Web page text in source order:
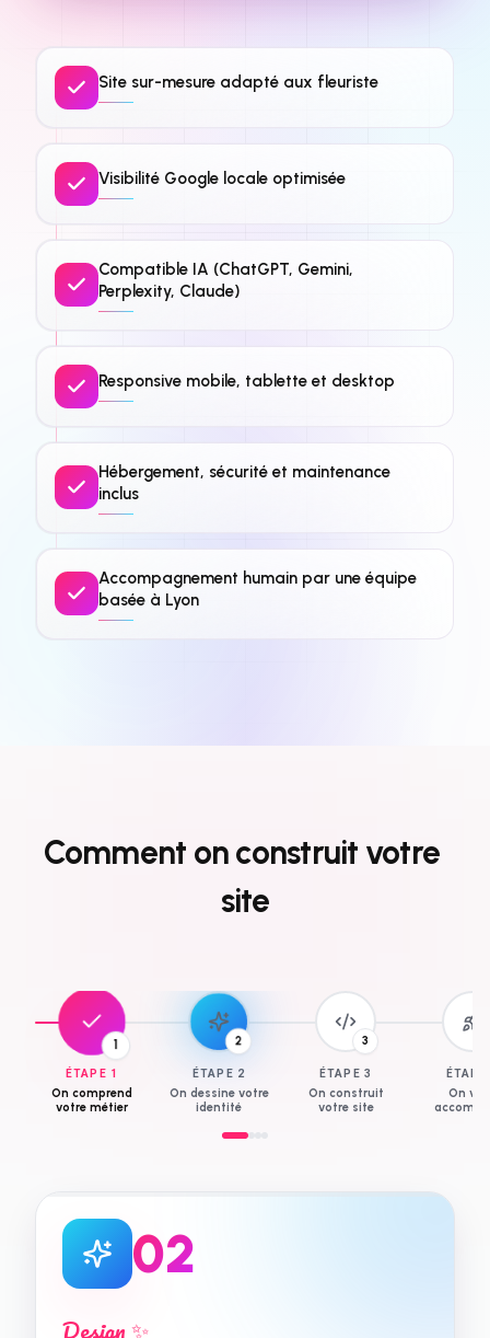
Site sur-mesure adapté aux fleuriste
Visibilité Google locale optimisée
Compatible IA (ChatGPT, Gemini,
Perplexity, Claude)
Responsive mobile, tablette et desktop
Hébergement, sécurité et maintenance
inclus
Accompagnement humain par une équipe
basée à Lyon
Comment onconstruit votre
site
1
ÉTAPE 1
On comprend
votre métier
2
ÉTAPE 2
On dessine votre
identité
3
ÉTAPE 3
On construit
votre site
ÉTAPE
On
03
Développement 💻